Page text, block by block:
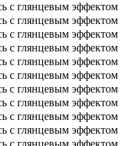
с глянцевым эффектом
с глянцевым эффектом
с глянцевым эффектом
с глянцевым эффектом
с глянцевым эффектом
с глянцевым эффектом
с глянцевым эффектом
с глянцевым эффектом
с глянцевым эффектом
с глянцевым эффектом